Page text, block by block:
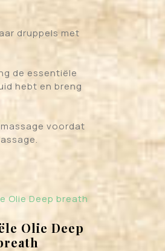
druppels met
de essentiële
hebt en breng
voordat
Olie Deep